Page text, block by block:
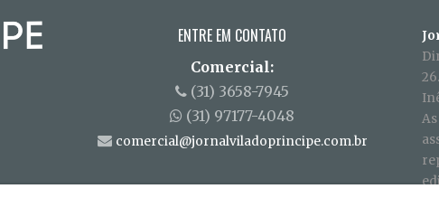
ENTRE EM CONTATO
Comercial:
(31) 3658-7945
(31) 97177-4048
comercial@jornalviladoprincipe.com.br